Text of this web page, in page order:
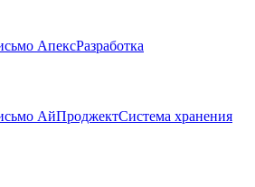
Разработка
Система хранения